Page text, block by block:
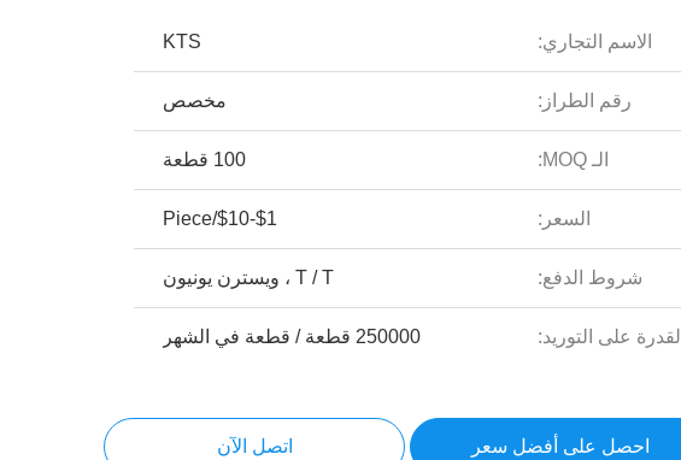
الاسم التجاري: KTS
رقم الطراز: مخصص
الـ MOQ: 100 قطعة
السعر: $1-$10/Piece
شروط الدفع: T / T ، ويسترن يونيون
القدرة على التوريد: 250000 قطعة / قطعة في الشهر
احصل على أفضل سعر اتصل الآن